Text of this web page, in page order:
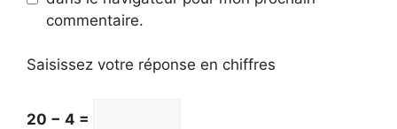
commentaire.
Saisissez votre réponse en chiffres
20 − 4 =